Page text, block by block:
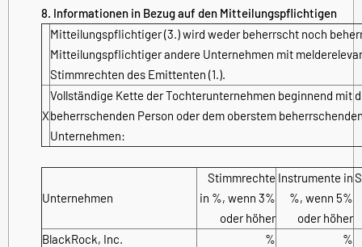
8. Informationen in Bezug auf den Mitteilungspflichtigen
Mitteilungspflichtiger (3.) wird weder beherrscht noch
Mitteilungspflichtiger andere Unternehmen mit
Stimmrechten des Emittenten (1.).
X
Vollständige Kette der Tochterunternehmen beginnend mit
beherrschenden Person oder dem oberstem
Unternehmen:
Unternehmen
Stimmrechte
in %, wenn 3%
oder höher
Instrumente in
%, wenn 5%
oder höher
BlackRock, Inc. %
%